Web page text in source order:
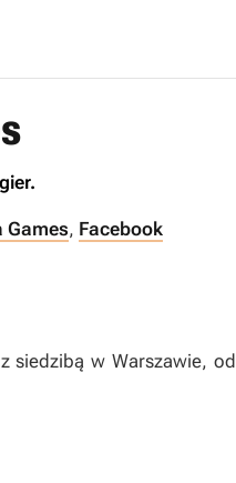
Games, Facebook
siedzibą w Warszawie,